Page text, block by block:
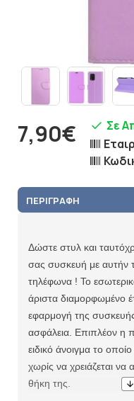
7,90€
Σε
ΠΕΡΙΓΡΑΦΉ
Δώστε στυλ και
σας συσκευή με αυτήν
τηλέφωνα ! Το
άριστα διαμορφωμένο
εφαρμογή της
ασφάλεια. Επιπλέον η
ειδικό άνοιγμα το
χωρίς να χρειάζεται
θήκη της.